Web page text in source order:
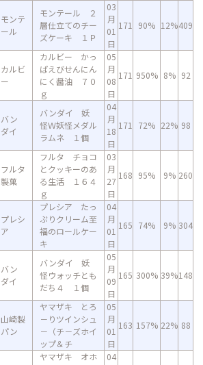
モンテ
ール
モンテール ２
層仕立てのチー
ズケーキ １Ｐ
03
月
01
日
171 90% 12%409
カルビ
ー
カルビー かっ
ぱえびせんにん
にく醤油 ７０
ｇ
05
月
08
日
171 950% 8% 92
バン
ダイ
バンダイ 妖
怪Ｗ妖怪メダル
ラムネ １個
04
月
18
日
171 72% 22% 98
フルタ
製菓
フルタ チョコ
とクッキーのあ
る生活 １６４
ｇ
03
月
27
日
168 95% 9% 260
プレシ
ア
プレシア たっ
ぷりクリーム至
福のロールケー
キ
04
月
01
日
165 74% 9% 304
バン
ダイ
バンダイ 妖
怪ウォッチとも
だち４ １個
05
月
09
日
165 300% 39%148
山崎製
パン
ヤマザキ とろ
－りツインシュ
－（チ－ズホイ
ップ＆チ
05
月
01
日
163 157% 22% 88
ヤマザキ オホ
04